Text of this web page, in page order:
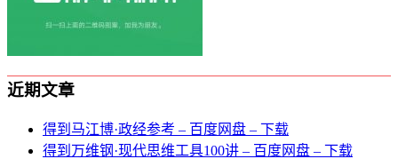
近期文章
得到马江博·政经参考 – 百度网盘 – 下载
得到万维钢·现代思维⼯具100讲 – 百度网盘 – 下载